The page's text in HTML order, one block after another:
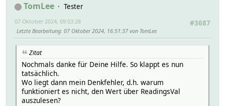
TomLee
Tester
#3687
07 Oktober 2024, 09:03:28
Letzte Bearbeitung: 07 Oktober 2024, 16:51:37 von TomLee
Zitat
Nochmals danke für Deine Hilfe. So klappt es nun
tatsächlich.
Wo liegt dann mein Denkfehler, d.h. warum
funktioniert es nicht, den Wert über ReadingsVal
auszulesen?